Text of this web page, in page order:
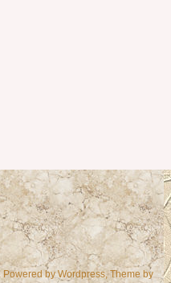
Powered byWordpress, Theme by